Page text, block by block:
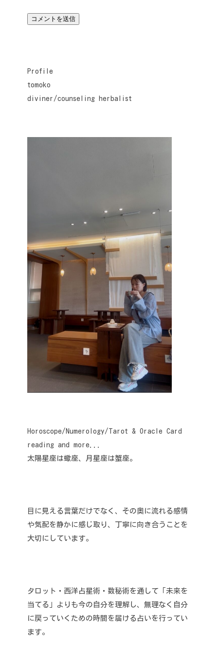
Profile
tomoko
diviner/counseling herbalist
Horoscope/Numerology/Tarot & Oracle Card
reading and more...
太陽星座は蠍座、月星座は蟹座。
目に見える言葉だけでなく、その奥に流れる感情
や気配を静かに感じ取り、丁寧に向き合うことを
大切にしています。
タロット・西洋占星術・数秘術を通して「未来を
当てる」よりも今の自分を理解し、無理なく自分
に戻っていくための時間を届ける占いを行ってい
ます。